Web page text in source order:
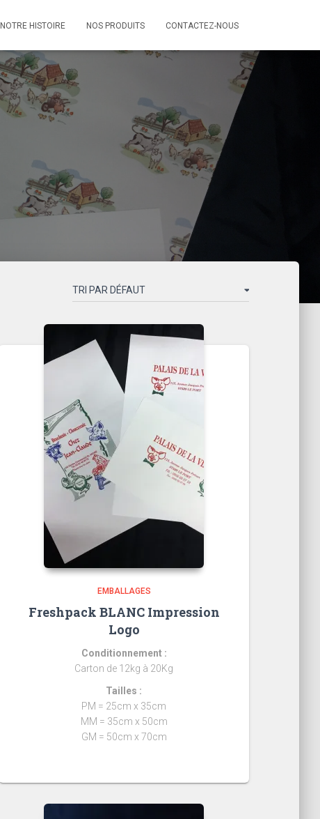
NOTRE HISTOIRE NOS PRODUITS CONTACTEZ-NOUS
EMBALLAGES
Freshpack BLANC Impression
Logo
Conditionnement :
Carton de 12kg à 20Kg
Tailles :
PM = 25cm x 35cm
MM = 35cm x 50cm
GM = 50cm x 70cm